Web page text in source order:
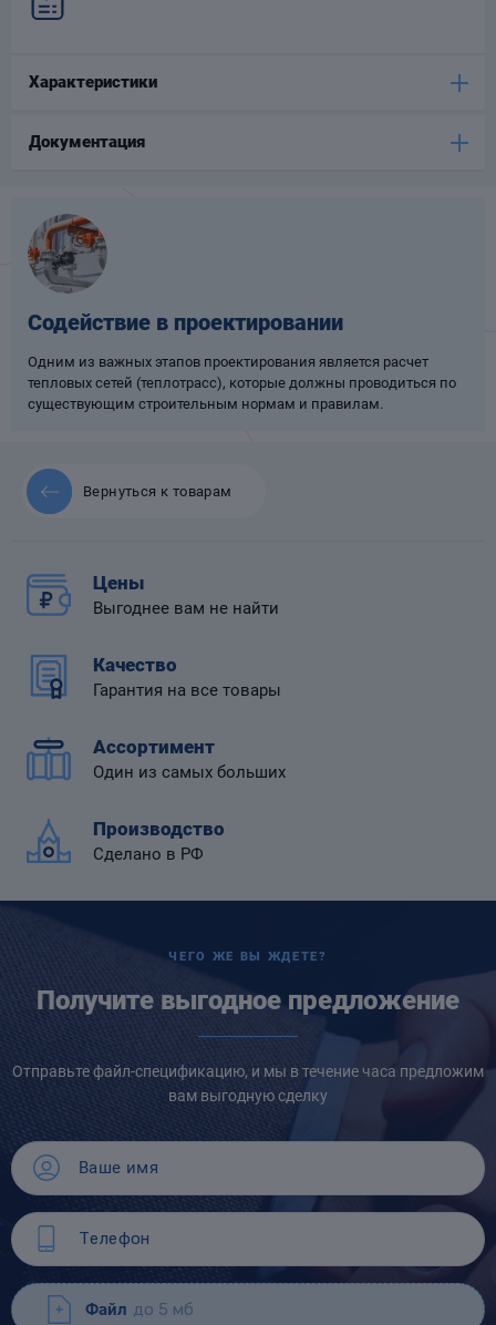
Характеристики
Документация
Содействие в проектировании
Одним из важных этапов проектирования является расчет
тепловых сетей (теплотрасс), которые должны проводиться по
существующим строительным нормам и правилам.
Вернуться к товарам
Цены
Выгоднее вам не найти
Качество
Гарантия на все товары
Ассортимент
Один из самых больших
Производство
Сделано в РФ
ЧЕГО ЖЕ ВЫ ЖДЕТЕ?
Получите выгодное предложение
Отправьте файл-спецификацию, и мы в течение часа предложим
вам выгодную сделку
Файл до 5 мб
Компенсаторы